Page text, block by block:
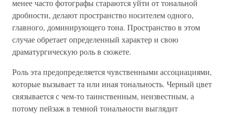
менее часто фотографы стараются уйти от тональной
дробности, делают пространство носителем одного,
главного, доминирующего тона. Пространство в этом
случае обретает определенный характер и свою
драматургическую роль в сюжете.
Роль эта предопределяется чувственными ассоциациями,
которые вызывает та или иная тональность. Черный цвет
связывается с чем-то таинственным, неизвестным, а
потому пейзаж в темной тональности выглядит